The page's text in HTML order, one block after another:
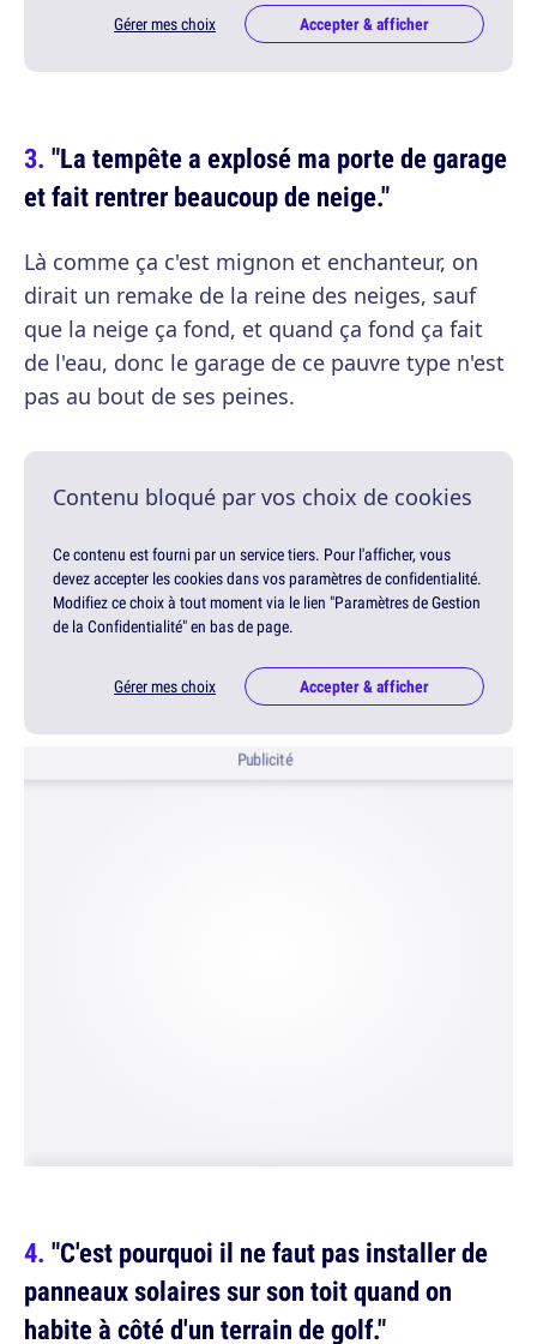
Gérer mes choix Accepter & afficher
"La tempête a explosé ma porte de garage
et fait rentrer beaucoup de neige."
Là comme ça c'est mignon et enchanteur, on
dirait un remake de la reine des neiges, sauf
que la neige ça fond, et quand ça fond ça fait
de l'eau, donc le garage de ce pauvre type n'est
pas au bout de ses peines.
Contenu bloqué par vos choix de cookies
Ce contenu est fourni par un service tiers. Pour l'afficher, vous
devez accepter les cookies dans vos paramètres de confidentialité.
Modifiez ce choix à tout moment via le lien "Paramètres de Gestion
de la Confidentialité" en bas de page.
Gérer mes choix Accepter & afficher
Publicité
"C'est pourquoi il ne faut pas installer de
panneaux solaires sur son toit quand on
habite à côté d'un terrain de golf."